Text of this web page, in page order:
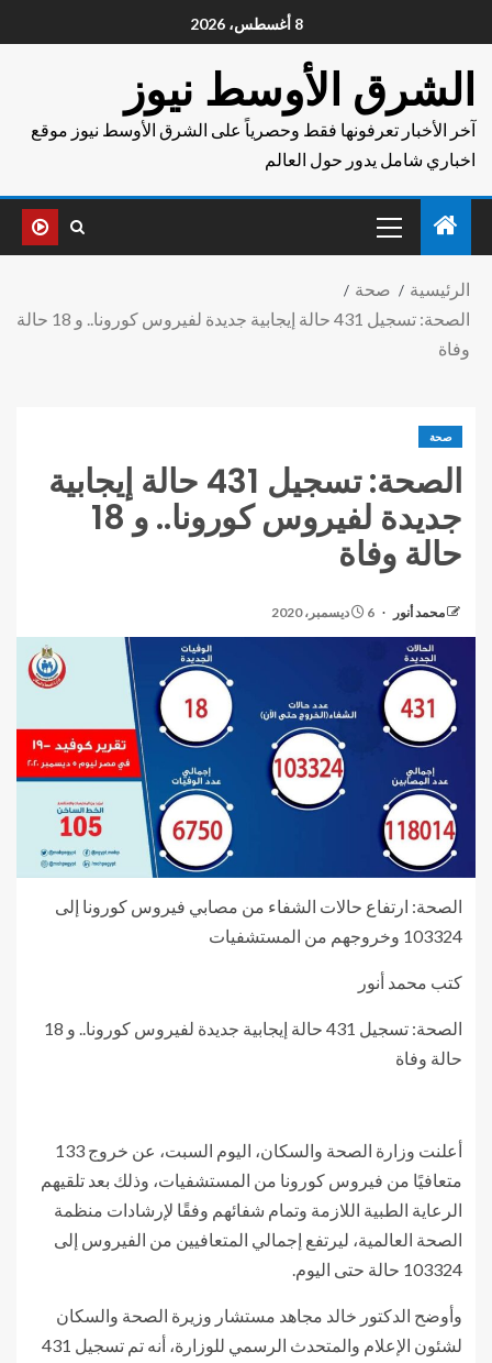
8 أغسطس، 2026
الشرق الأوسط نيوز
آخر الأخبار تعرفونها فقط وحصرياً على الشرق الأوسط نيوز موقع
اخباري شامل يدور حول العالم
الرئيسية
صحة
الصحة: تسجيل 431 حالة إيجابية جديدة لفيروس كورونا.. و 18 حالة
وفاة
صحة
الصحة: تسجيل 431 حالة إيجابية
جديدة لفيروس كورونا.. و 18
حالة وفاة
محمد أنور 6 ديسمبر، 2020
الصحة: ارتفاع حالات الشفاء من مصابي فيروس كورونا إلى
103324 وخروجهم من المستشفيات
كتب محمد أنور
الصحة: تسجيل 431 حالة إيجابية جديدة لفيروس كورونا.. و 18
حالة وفاة
أعلنت وزارة الصحة والسكان، اليوم السبت، عن خروج 133
متعافيًا من فيروس كورونا من المستشفيات، وذلك بعد تلقيهم
الرعاية الطبية اللازمة وتمام شفائهم وفقًا لإرشادات منظمة
الصحة العالمية، ليرتفع إجمالي المتعافيين من الفيروس إلى
103324 حالة حتى اليوم.
وأوضح الدكتور خالد مجاهد مستشار وزيرة الصحة والسكان
لشئون الإعلام والمتحدث الرسمي للوزارة، أنه تم تسجيل 431